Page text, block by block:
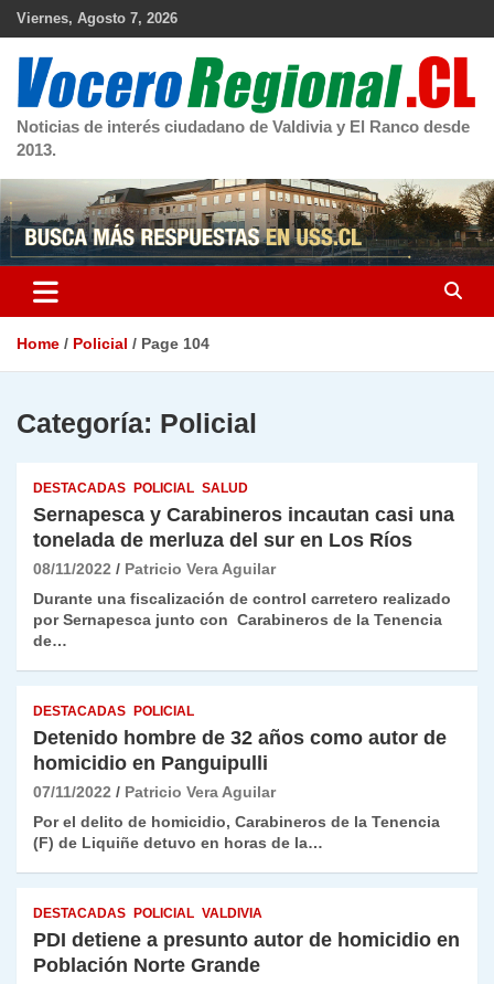
Skip
Viernes, Agosto 7, 2026
Noticias de interés ciudadano de Valdivia y El Ranco desde
2013.
Home Policial Page 104
Categoría: Policial
DESTACADAS POLICIAL SALUD
Sernapesca y Carabineros incautan casi una
tonelada de merluza del sur en Los Ríos
08/11/2022
Patricio Vera Aguilar
Durante una fiscalización de control carretero realizado
por Sernapesca junto con Carabineros de la Tenencia
de…
DESTACADAS POLICIAL
Detenido hombre de 32 años como autor de
homicidio en Panguipulli
07/11/2022
Patricio Vera Aguilar
Por el delito de homicidio, Carabineros de la Tenencia
(F) de Liquiñe detuvo en horas de la…
DESTACADAS POLICIAL VALDIVIA
PDI detiene a presunto autor de homicidio en
Población Norte Grande